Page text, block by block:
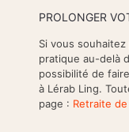
PROLONGER
Si vous
pratique au-delà
possibilité de
à Lérab Ling.
page : Retraite